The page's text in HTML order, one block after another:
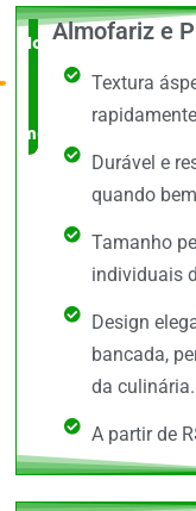
Novidade
no
mercado
Almofariz e
Textura
Durável e
quando
Tamanho
individuais
Design
bancada,
da culinária.
A partir de